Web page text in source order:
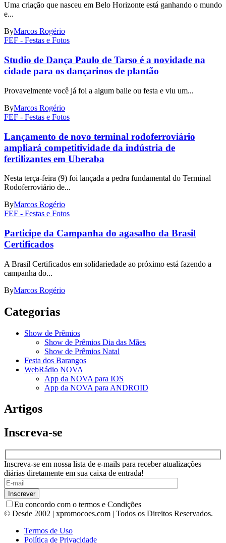
Uma criação que nasceu em Belo Horizonte está ganhando o mundo
e...
ByMarcos Rogério
FEF - Festas e Fotos
Studio de Dança Paulo de Tarso é a novidade na
cidade para os dançarinos de plantão
Provavelmente você já foi a algum baile ou festa e viu um...
ByMarcos Rogério
FEF - Festas e Fotos
Lançamento de novo terminal rodoferroviário
ampliará competitividade da indústria de
fertilizantes em Uberaba
Nesta terça-feira (9) foi lançada a pedra fundamental do Terminal
Rodoferroviário de...
ByMarcos Rogério
FEF - Festas e Fotos
Participe da Campanha do agasalho da Brasil
Certificados
A Brasil Certificados em solidariedade ao próximo está fazendo a
campanha do...
ByMarcos Rogério
Categorias
Show de Prêmios
Show de Prêmios Dia das Mães
Show de Prêmios Natal
Festa dos Barangos
WebRádio NOVA
App da NOVA para IOS
App da NOVA para ANDROID
Artigos
Inscreva-se
Inscreva-se em nossa lista de e-mails para receber atualizações
diárias diretamente em sua caixa de entrada!
Eu concordo com o termos e Condições
© Desde 2002 | xpromocoes.com | Todos os Direitos Reservados.
Termos de Uso
Política de Privacidade